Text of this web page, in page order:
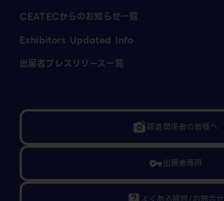
CEATECからのお知らせ一覧
Exhibitors Updated Info
出展者プレスリリース一覧
linked_camera報道関係者の皆様へ
vpn_key出展者専用